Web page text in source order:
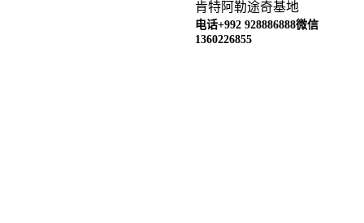
肯特阿勒途奇基地
电话+992 928886888微信
1360226855